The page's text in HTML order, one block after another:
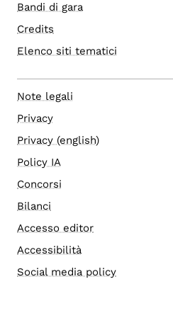
Bandi di gara
Credits
Elenco siti tematici
Note legali
Privacy
Privacy (english)
Policy IA
Concorsi
Bilanci
Accesso editor
Accessibilità
Social media policy